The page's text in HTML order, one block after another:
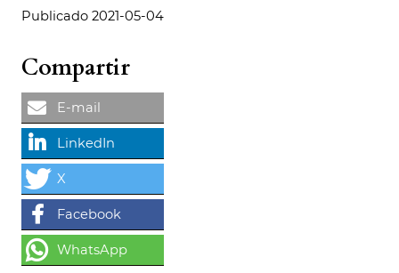
Publicado 2021-05-04
Compartir